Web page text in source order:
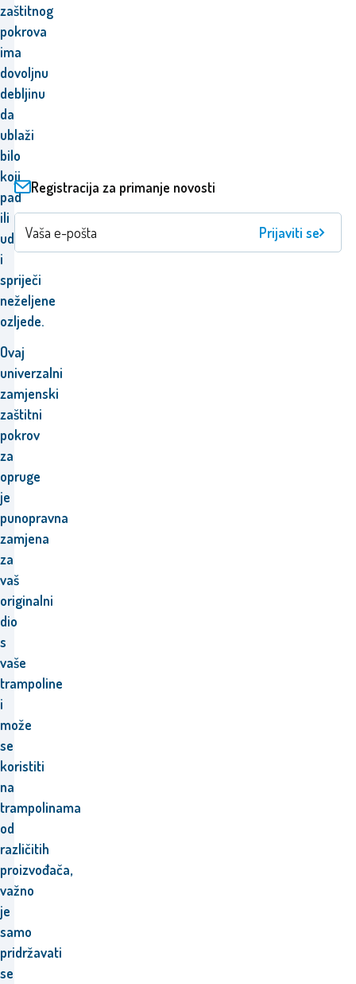
zaštitnog
pokrova
ima
dovoljnu
debljinu
da
ublaži
bilo
koji
pad
ili
udarac
i
spriječi
neželjene
ozljede.
Ovaj
univerzalni
zamjenski
zaštitni
pokrov
za
opruge
je
punopravna
zamjena
za
vaš
originalni
dio
s
vaše
trampoline
i
može
se
koristiti
na
trampolinama
od
različitih
proizvođača,
važno
je
samo
pridržavati
se
Registracija za primanje novosti
Prijaviti se